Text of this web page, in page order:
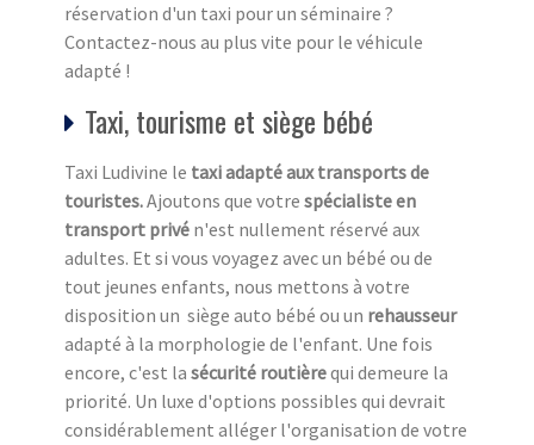
réservation d'un taxi pour un séminaire ?
Contactez-nous au plus vite pour le véhicule
adapté !
Taxi, tourisme et siège bébé
Taxi Ludivine le taxi adapté aux transports de
touristes.Ajoutons que votre spécialiste en
transport privé n'est nullement réservé aux
adultes. Et si vous voyagez avec un bébé ou de
tout jeunes enfants, nous mettons à votre
disposition un siège auto bébé ou un rehausseur
adapté à la morphologie de l'enfant. Une fois
encore, c'est la sécurité routièrequi demeure la
priorité. Un luxe d'options possibles qui devrait
considérablement alléger l'organisation de votre